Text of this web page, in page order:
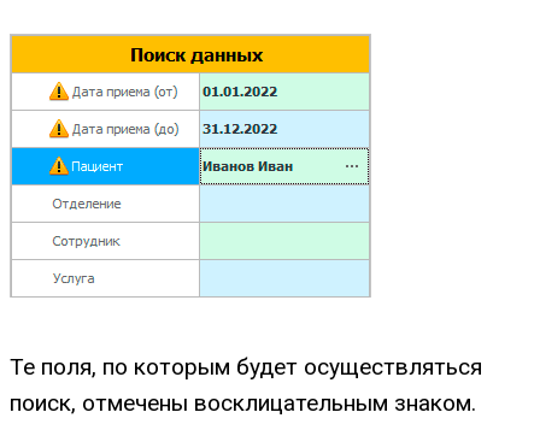
Те поля, по которым будет осуществляться
поиск, отмечены восклицательным знаком.